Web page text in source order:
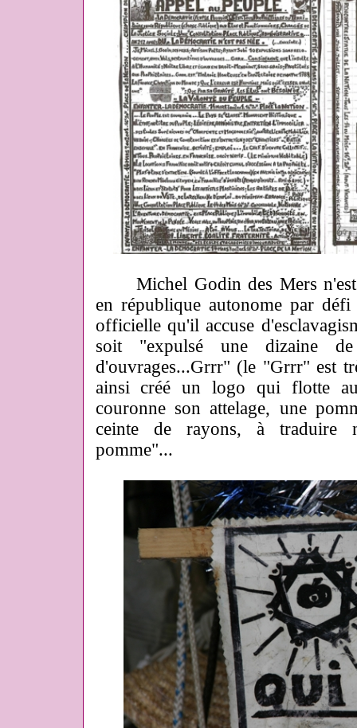
Michel Godin des Mers n'est
en république autonome par
officielle qu'il accuse
soit "expulsé une dizaine
d'ouvrages...Grrr" (le "Grrr" est
ainsi créé un logo qui flotte
couronne son attelage, une
ceinte de rayons, à traduire
pomme"...